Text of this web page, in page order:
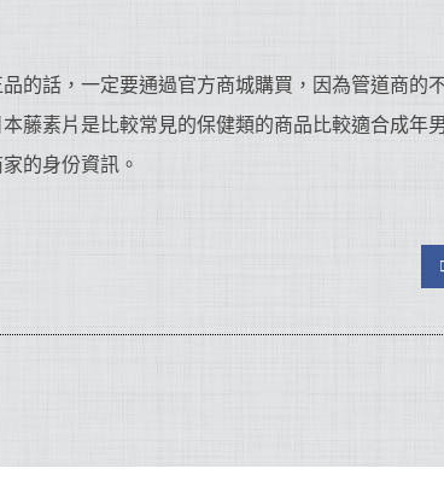
的話，一定要通過官方商城購買，因為管道商的
藤素片是比較常見的保健類的商品比較適合成年
的身份資訊。